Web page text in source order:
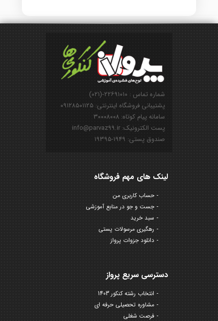
شماره تماس : ۲۲۶۹۱۰۱۰-(۰۲۱)
پشتیبانی فروشگاه اینترنتی: ۰۹۱۲۸۵۰۱۱۲۵
سامانه پیام کوتاه: ۳۰۰۰۸۰۰۸
پست الکترونیک: info@parvaz99.ir
صندوق پستی: ۱۹۴۹-۱۹۳۹۵
لینک های مهم فروشگاه
حساب کاربری من
جست و جو در منابع آموزشی
سبد خرید
رهگیری مرسولات پستی
دانلود جزوات پرواز
دسترسی سریع پرواز
انتخاب رشته کنکور 1403
مشاوره تحصیلی حرفه ای
فرصت شغلی